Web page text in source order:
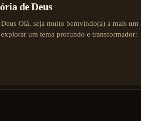
de Deus
Olá, seja muito bemvindo(a) a mais um
um tema profundo e transformador: